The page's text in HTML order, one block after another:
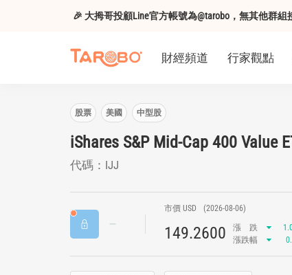
🎉 大拇哥投顧Line官方帳號為@tarobo，無其他群
財經頻道 行家觀點
股票 美國 中型股
iShares S&P Mid-Cap 400 Value
代碼：IJJ
市價 USD (2026-08-06)
149.2600 漲 跌
漲跌幅